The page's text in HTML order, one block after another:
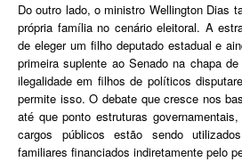
Do outro lado, o ministro Wellington Dias
própria família no cenário eleitoral. A
de eleger um filho deputado estadual e
primeira suplente ao Senado na chapa
ilegalidade em filhos de políticos
permite isso. O debate que cresce nos
até que ponto estruturas
cargos públicos estão sendo
familiares financiados indiretamente pelo